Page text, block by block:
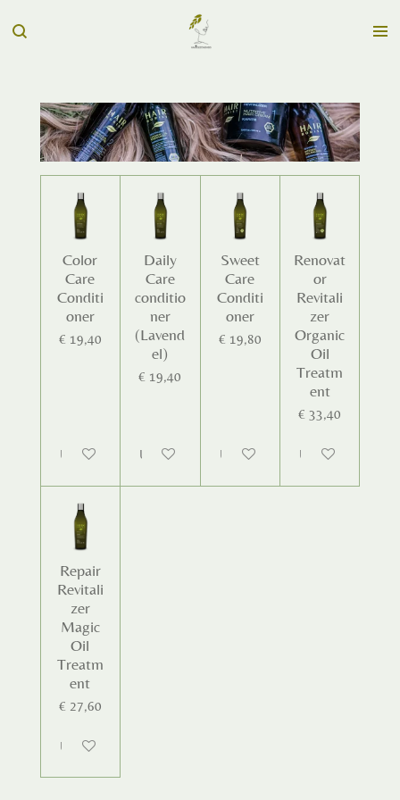
direct
Color
Care
Conditi
oner
€ 19,40
Uitgeschakeld
Daily
Care
conditio
ner
(Lavend
el)
€ 19,40
Uitgeschakeld
Sweet
Care
Conditi
oner
€ 19,80
Uitgeschakeld
Renovat
or
Revitali
zer
Organic
Oil
Treatm
ent
€ 33,40
Uitgeschakeld
Repair
Revitali
zer
Magic
Oil
Treatm
ent
€ 27,60
Uitgeschakeld